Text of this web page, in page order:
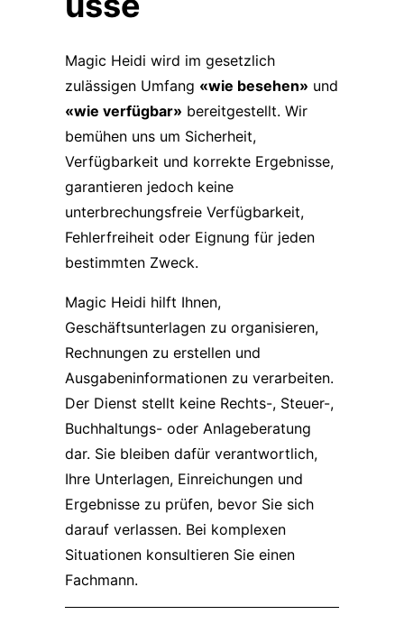
Magic Heidi wird im gesetzlich
zulässigen Umfang «wie besehen» und
«wie verfügbar» bereitgestellt. Wir
bemühen uns um Sicherheit,
Verfügbarkeit und korrekte Ergebnisse,
garantieren jedoch keine
unterbrechungsfreie Verfügbarkeit,
Fehlerfreiheit oder Eignung für jeden
bestimmten Zweck.
Magic Heidi hilft Ihnen,
Geschäftsunterlagen zu organisieren,
Rechnungen zu erstellen und
Ausgabeninformationen zu verarbeiten.
Der Dienst stellt keine Rechts-, Steuer-,
Buchhaltungs- oder Anlageberatung
dar. Sie bleiben dafür verantwortlich,
Ihre Unterlagen, Einreichungen und
Ergebnisse zu prüfen, bevor Sie sich
darauf verlassen. Bei komplexen
Situationen konsultieren Sie einen
Fachmann.